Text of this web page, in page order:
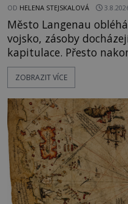
OD HELENA STEJSKALOVÁ
Město Langenau
vojsko, zásoby
kapitulace. Přesto
hrubou silou. Podle
obyvatelé za hradby
dost. Čas pracuje pro obléhatele. Ve městě ubývají
zásoby a každý den
ZOBRAZIT VÍCE